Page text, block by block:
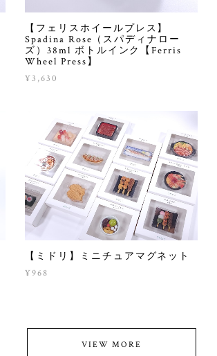
【フェリスホイールプレス】
Spadina Rose（スパディナロー
ズ）38ml ボトルインク【Ferris
Wheel Press】
¥3,630
【ミドリ】ミニチュアマグネット
¥968
VIEW MORE